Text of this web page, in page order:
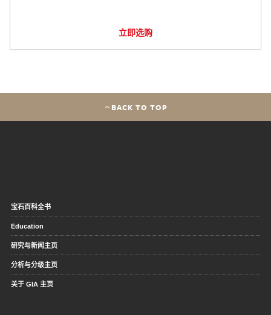
立即选购
BACK TO TOP
宝石百科全书
Education
研究与新闻主页
分析与分级主页
关于 GIA 主页